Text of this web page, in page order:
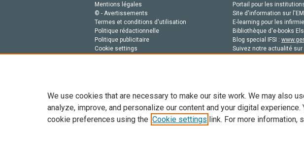
Mentions légales
© - Avertissements
Termes et conditions d'utilisation
Politique rédactionnelle
Politique publicitaire
Cookie settings
Portail pour les
Site d'information sur
E-learning pour les
Bibliothèque d'e-books
Blog special IFSI :
Suivez notre actualité sur
Tout le contenu de ce site: Copyright © 2026 Elsevier, ses concédants de
de données, a la formation en IA et aux technologies similaires. Pour tout
We use cookies that are necessary to make our site work. We may also
analyze, improve, and personalize our content and your digital experience.
cookie preferences using the Cookie settings link. For more information,